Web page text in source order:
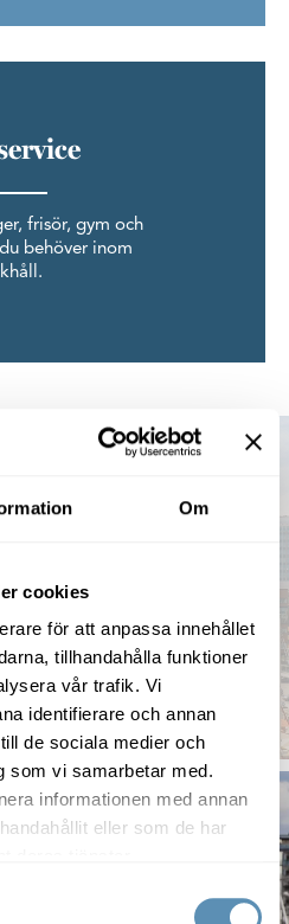
Om
cookies
för att anpassa innehållet
tillhandahålla funktioner
vår trafik. Vi
identifierare och annan
de sociala medier och
som vi samarbetar med.
informationen med annan
eller som de har
frisör, gym och
behöver inom
det kanske känns
här och nu från både